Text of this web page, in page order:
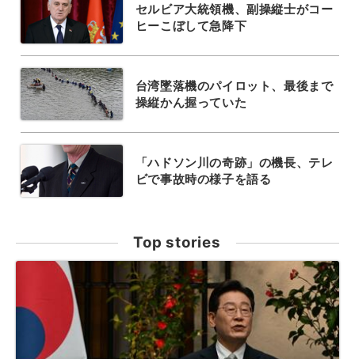
セルビア大統領機、副操縦士がコー
ヒーこぼして急降下
台湾墜落機のパイロット、最後まで
操縦かん握っていた
「ハドソン川の奇跡」の機長、テレ
ビで事故時の様子を語る
Top stories